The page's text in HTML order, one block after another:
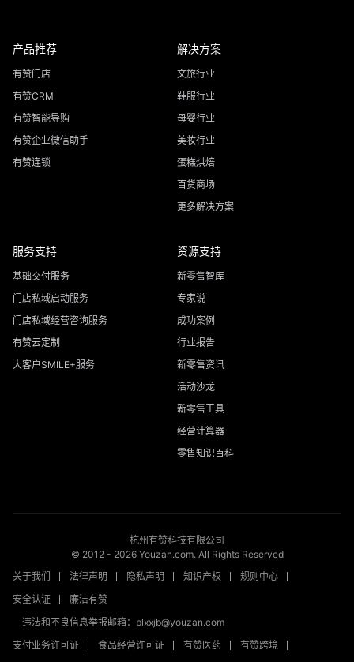
产品推荐
有赞门店
有赞CRM
有赞智能导购
有赞企业微信助手
有赞连锁
解决方案
文旅行业
鞋服行业
母婴行业
美妆行业
蛋糕烘焙
百货商场
更多解决方案
服务支持
基础交付服务
门店私域启动服务
门店私域经营咨询服务
有赞云定制
大客户SMILE+服务
资源支持
新零售智库
专家说
成功案例
行业报告
新零售资讯
活动沙龙
新零售工具
经营计算器
零售知识百科
杭州有赞科技有限公司
© 2012 - 2026Youzan.com. All Rights Reserved
关于我们
法律声明 隐私声明 知识产权
规则中心
安全认证
廉洁有赞
违法和不良信息举报邮箱：blxxjb@youzan.com
支付业务许可证
食品经营许可证 有赞医药 有赞跨境